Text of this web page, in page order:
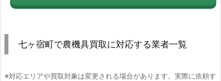
七ヶ宿町で農機具買取に対応する業者一覧
※対応エリアや買取対象は変更される場合があります。実際に依頼す